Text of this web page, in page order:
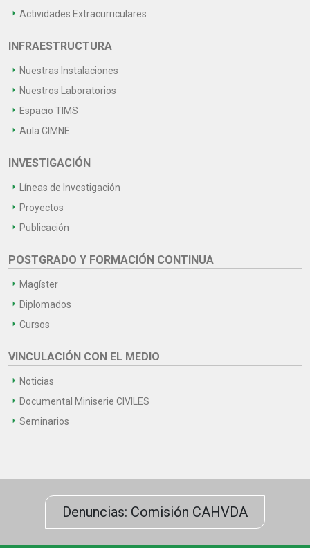
Actividades Extracurriculares
INFRAESTRUCTURA
Nuestras Instalaciones
Nuestros Laboratorios
Espacio TIMS
Aula CIMNE
INVESTIGACIÓN
Líneas de Investigación
Proyectos
Publicación
POSTGRADO Y FORMACIÓN CONTINUA
Magíster
Diplomados
Cursos
VINCULACIÓN CON EL MEDIO
Noticias
Documental Miniserie CIVILES
Seminarios
Denuncias: Comisión CAHVDA